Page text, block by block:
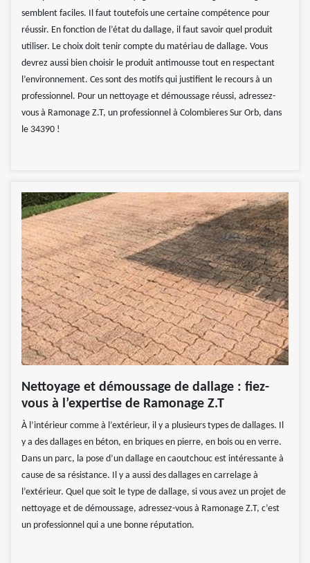
semblent faciles. Il faut toutefois une certaine compétence pour
réussir. En fonction de l’état du dallage, il faut savoir quel produit
utiliser. Le choix doit tenir compte du matériau de dallage. Vous
devrez aussi bien choisir le produit antimousse tout en respectant
l’environnement. Ces sont des motifs qui justifient le recours à un
professionnel. Pour un nettoyage et démoussage réussi, adressez-
vous à Ramonage Z.T, un professionnel à Colombieres Sur Orb, dans
le 34390 !
Nettoyage et démoussage de dallage : fiez-
vous à l’expertise de Ramonage Z.T
À l’intérieur comme à l’extérieur, il y a plusieurs types de dallages. Il
y a des dallages en béton, en briques en pierre, en bois ou en verre.
Dans un parc, la pose d’un dallage en caoutchouc est intéressante à
cause de sa résistance. Il y a aussi des dallages en carrelage à
l’extérieur. Quel que soit le type de dallage, si vous avez un projet de
nettoyage et de démoussage, adressez-vous à Ramonage Z.T, c’est
un professionnel qui a une bonne réputation.